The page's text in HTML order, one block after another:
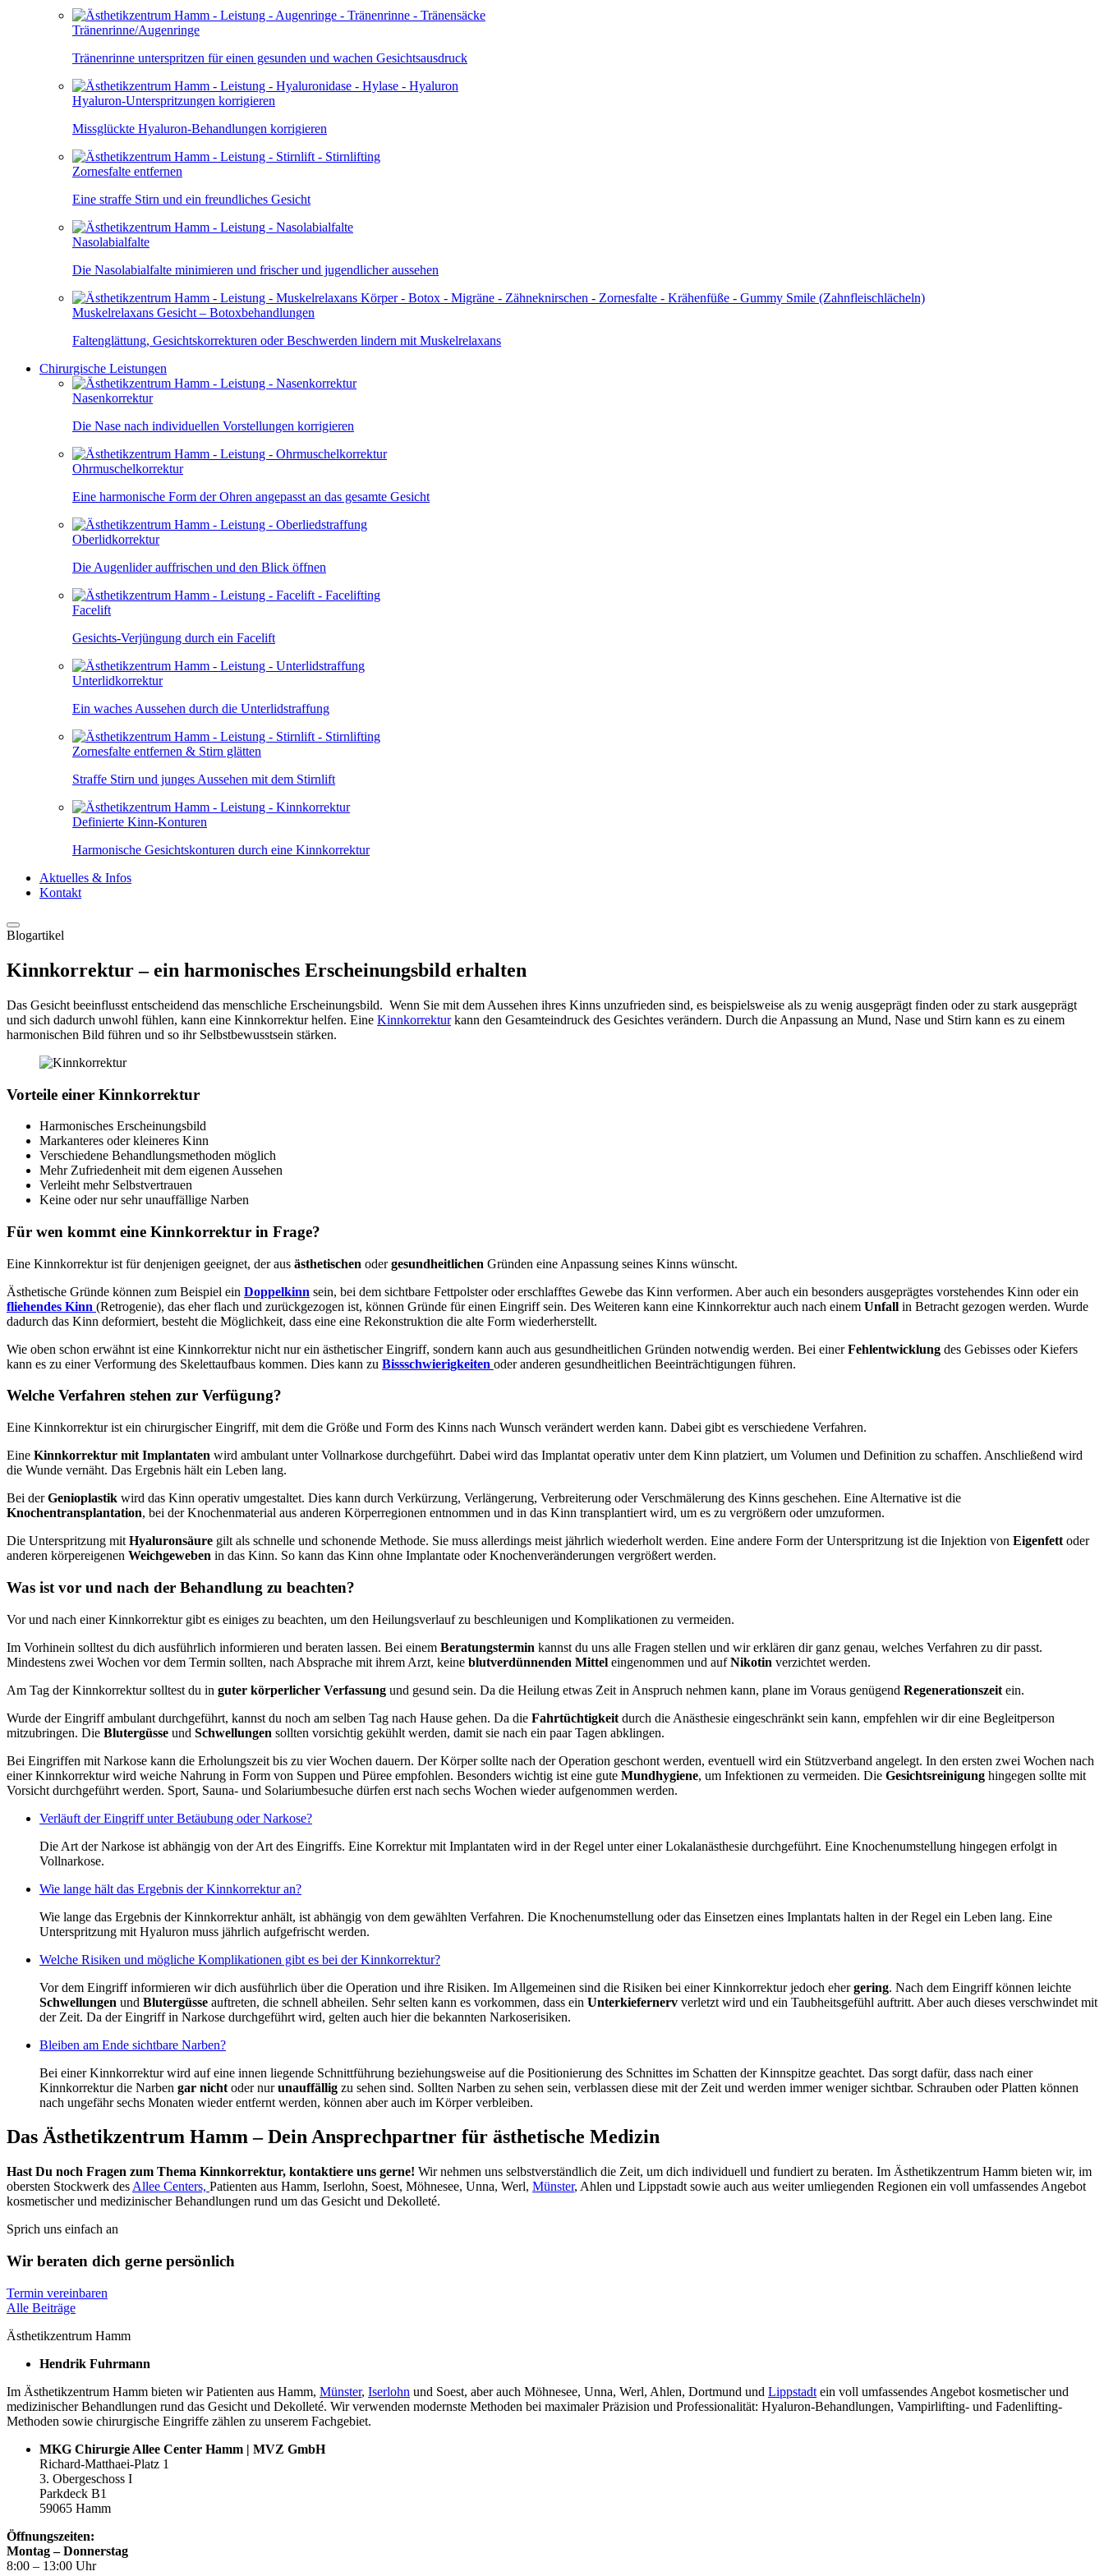
Tränenrinne/Augenringe
Tränenrinne unterspritzen für einen gesunden und wachen Gesichtsausdruck
Hyaluron-Unterspritzungen korrigieren
Missglückte Hyaluron-Behandlungen korrigieren
Zornesfalte entfernen
Eine straffe Stirn und ein freundliches Gesicht
Nasolabialfalte
Die Nasolabialfalte minimieren und frischer und jugendlicher aussehen
Muskelrelaxans Gesicht – Botoxbehandlungen
Faltenglättung, Gesichtskorrekturen oder Beschwerden lindern mit Muskelrelaxans
Chirurgische Leistungen
Nasenkorrektur
Die Nase nach individuellen Vorstellungen korrigieren
Ohrmuschelkorrektur
Eine harmonische Form der Ohren angepasst an das gesamte Gesicht
Oberlidkorrektur
Die Augenlider auffrischen und den Blick öffnen
Facelift
Gesichts-Verjüngung durch ein Facelift
Unterlidkorrektur
Ein waches Aussehen durch die Unterlidstraffung
Zornesfalte entfernen & Stirn glätten
Straffe Stirn und junges Aussehen mit dem Stirnlift
Definierte Kinn-Konturen
Harmonische Gesichtskonturen durch eine Kinnkorrektur
Aktuelles & Infos
Kontakt
Blogartikel
Kinnkorrektur – ein harmonisches Erscheinungsbild erhalten
Das Gesicht beeinflusst entscheidend das menschliche Erscheinungsbild. Wenn Sie mit dem Aussehen ihres Kinns unzufrieden sind, es beispielsweise als zu wenig ausgeprägt finden oder zu stark ausgeprägt
und sich dadurch unwohl fühlen, kann eine Kinnkorrektur helfen. Eine Kinnkorrekturkann den Gesamteindruck des Gesichtes verändern. Durch die Anpassung an Mund, Nase und Stirn kann es zu einem
harmonischen Bild führen und so ihr Selbstbewusstsein stärken.
Vorteile einer Kinnkorrektur
Harmonisches Erscheinungsbild
Markanteres oder kleineres Kinn
Verschiedene Behandlungsmethoden möglich
Mehr Zufriedenheit mit dem eigenen Aussehen
Verleiht mehr Selbstvertrauen
Keine oder nur sehr unauffällige Narben
Für wen kommt eine Kinnkorrektur in Frage?
Eine Kinnkorrektur ist für denjenigen geeignet, der aus ästhetischen odergesundheitlichen Gründen eine Anpassung seines Kinns wünscht.
Ästhetische Gründe können zum Beispiel ein Doppelkinn sein, bei dem sichtbare Fettpolster oder erschlafftes Gewebe das Kinn verformen. Aber auch ein besonders ausgeprägtes vorstehendes Kinn oder ein
fliehendes Kinn (Retrogenie), das eher flach und zurückgezogen ist, können Gründe für einen Eingriff sein. Des Weiteren kann eine Kinnkorrektur auch nach einem Unfall in Betracht gezogen werden. Wurde
dadurch das Kinn deformiert, besteht die Möglichkeit, dass eine eine Rekonstruktion die alte Form wiederherstellt.
Wie oben schon erwähnt ist eine Kinnkorrektur nicht nur ein ästhetischer Eingriff, sondern kann auch aus gesundheitlichen Gründen notwendig werden. Bei einerFehlentwicklung des Gebisses oder Kiefers
kann es zu einer Verformung des Skelettaufbaus kommen. Dies kann zu Bissschwierigkeiten oder anderen gesundheitlichen Beeinträchtigungen führen.
Welche Verfahren stehen zur Verfügung?
Eine Kinnkorrektur ist ein chirurgischer Eingriff, mit dem die Größe und Form des Kinns nach Wunsch verändert werden kann. Dabei gibt es verschiedene Verfahren.
Eine Kinnkorrektur mit Implantaten wird ambulant unter Vollnarkose durchgeführt. Dabei wird das Implantat operativ unter dem Kinn platziert, um Volumen und Definition zu schaffen. Anschließend wird
die Wunde vernäht. Das Ergebnis hält ein Leben lang.
Bei derGenioplastik wird das Kinn operativ umgestaltet. Dies kann durch Verkürzung, Verlängerung, Verbreiterung oder Verschmälerung des Kinns geschehen. Eine Alternative ist die
Knochentransplantation, bei der Knochenmaterial aus anderen Körperregionen entnommen und in das Kinn transplantiert wird, um es zu vergrößern oder umzuformen.
Die Unterspritzung mit Hyaluronsäure gilt als schnelle und schonende Methode. Sie muss allerdings meist jährlich wiederholt werden. Eine andere Form der Unterspritzung ist die Injektion von Eigenfett oder
anderen körpereigenen Weichgeweben in das Kinn. So kann das Kinn ohne Implantate oder Knochenveränderungen vergrößert werden.
Was ist vor und nach der Behandlung zu beachten?
Vor und nach einer Kinnkorrektur gibt es einiges zu beachten, um den Heilungsverlauf zu beschleunigen und Komplikationen zu vermeiden.
Im Vorhinein solltest du dich ausführlich informieren und beraten lassen. Bei einem Beratungstermin kannst du uns alle Fragen stellen und wir erklären dir ganz genau, welches Verfahren zu dir passt.
Mindestens zwei Wochen vor dem Termin sollten, nach Absprache mit ihrem Arzt, keine blutverdünnenden Mittel eingenommen und aufNikotin verzichtet werden.
Am Tag der Kinnkorrektur solltest du in guter körperlicher Verfassung und gesund sein. Da die Heilung etwas Zeit in Anspruch nehmen kann, plane im Voraus genügend Regenerationszeit ein.
Wurde der Eingriff ambulant durchgeführt, kannst du noch am selben Tag nach Hause gehen. Da die Fahrtüchtigkeit durch die Anästhesie eingeschränkt sein kann, empfehlen wir dir eine Begleitperson
mitzubringen. Die Blutergüsse und Schwellungen sollten vorsichtig gekühlt werden, damit sie nach ein paar Tagen abklingen.
Bei Eingriffen mit Narkose kann die Erholungszeit bis zu vier Wochen dauern. Der Körper sollte nach der Operation geschont werden, eventuell wird ein Stützverband angelegt. In den ersten zwei Wochen nach
einer Kinnkorrektur wird weiche Nahrung in Form von Suppen und Püree empfohlen. Besonders wichtig ist eine gute Mundhygiene, um Infektionen zu vermeiden. Die Gesichtsreinigung hingegen sollte mit
Vorsicht durchgeführt werden. Sport, Sauna- und Solariumbesuche dürfen erst nach sechs Wochen wieder aufgenommen werden.
Verläuft der Eingriff unter Betäubung oder Narkose?
Die Art der Narkose ist abhängig von der Art des Eingriffs. Eine Korrektur mit Implantaten wird in der Regel unter einer Lokalanästhesie durchgeführt. Eine Knochenumstellung hingegen erfolgt in
Vollnarkose.
Wie lange hält das Ergebnis der Kinnkorrektur an?
Wie lange das Ergebnis der Kinnkorrektur anhält, ist abhängig von dem gewählten Verfahren. Die Knochenumstellung oder das Einsetzen eines Implantats halten in der Regel ein Leben lang. Eine
Unterspritzung mit Hyaluron muss jährlich aufgefrischt werden.
Welche Risiken und mögliche Komplikationen gibt es bei der Kinnkorrektur?
Vor dem Eingriff informieren wir dich ausführlich über die Operation und ihre Risiken. Im Allgemeinen sind die Risiken bei einer Kinnkorrektur jedoch ehergering. Nach dem Eingriff können leichte
Schwellungen und Blutergüsse auftreten, die schnell abheilen. Sehr selten kann es vorkommen, dass ein Unterkiefernerv verletzt wird und ein Taubheitsgefühl auftritt. Aber auch dieses verschwindet mit
der Zeit. Da der Eingriff in Narkose durchgeführt wird, gelten auch hier die bekannten Narkoserisiken.
Bleiben am Ende sichtbare Narben?
Bei einer Kinnkorrektur wird auf eine innen liegende Schnittführung beziehungsweise auf die Positionierung des Schnittes im Schatten der Kinnspitze geachtet. Das sorgt dafür, dass nach einer
Kinnkorrektur die Narben gar nicht oder nurunauffällig zu sehen sind. Sollten Narben zu sehen sein, verblassen diese mit der Zeit und werden immer weniger sichtbar. Schrauben oder Platten können
nach ungefähr sechs Monaten wieder entfernt werden, können aber auch im Körper verbleiben.
Das Ästhetikzentrum Hamm – Dein Ansprechpartner für ästhetische Medizin
Hast Du noch Fragen zum Thema Kinnkorrektur, kontaktiere uns gerne! Wir nehmen uns selbstverständlich die Zeit, um dich individuell und fundiert zu beraten. Im Ästhetikzentrum Hamm bieten wir, im
obersten Stockwerk des Allee Centers, Patienten aus Hamm, Iserlohn, Soest, Möhnesee, Unna, Werl, Münster, Ahlen und Lippstadt sowie auch aus weiter umliegenden Regionen ein voll umfassendes Angebot
kosmetischer und medizinischer Behandlungen rund um das Gesicht und Dekolleté.
Sprich uns einfach an
Wir beraten dich gerne persönlich
Termin vereinbaren
Alle Beiträge
Ästhetikzentrum Hamm
Hendrik Fuhrmann
Im Ästhetikzentrum Hamm bieten wir Patienten aus Hamm, Münster, Iserlohn und Soest, aber auch Möhnesee, Unna, Werl, Ahlen, Dortmund und Lippstadt ein voll umfassendes Angebot kosmetischer und
medizinischer Behandlungen rund das Gesicht und Dekolleté. Wir verwenden modernste Methoden bei maximaler Präzision und Professionalität: Hyaluron-Behandlungen, Vampirlifting- und Fadenlifting-
Methoden sowie chirurgische Eingriffe zählen zu unserem Fachgebiet.
MKG Chirurgie Allee Center Hamm | MVZ GmbH
Richard-Matthaei-Platz 1
3. Obergeschoss I
Parkdeck B1
59065 Hamm
Öffnungszeiten:
Montag – Donnerstag
8:00 – 13:00 Uhr